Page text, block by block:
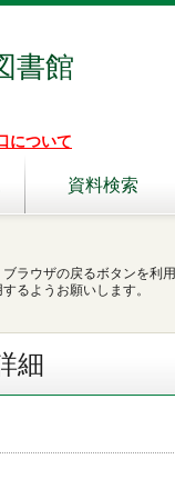
書館
について
資料検索
ラウザの戻るボタンを利用
るようお願いします。
細